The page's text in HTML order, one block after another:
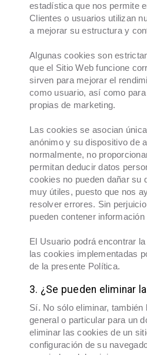
estadística que nos permite
Clientes o usuarios utilizan
a mejorar su estructura y
Algunas cookies son
que el Sitio Web funcione
sirven para mejorar el
como usuario, así como
propias de marketing.
Las cookies se asocian
anónimo y su dispositivo de
normalmente, no
permitan deducir datos
cookies no pueden dañar su
muy útiles, puesto que nos
resolver errores. Sin
pueden contener información
El Usuario podrá encontrar
las cookies implementadas
de la presente Política.
3. ¿Se pueden eliminar
Sí. No sólo eliminar, también
general o particular para un
eliminar las cookies de un
configuración de su